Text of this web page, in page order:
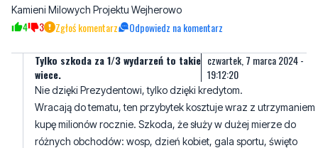
Tylko szkoda za 1/3 wydarzeń to takie
wiece.
19:12:20
Wracają do tematu, ten przybytek kosztuje wraz z utrzymaniem
kupę milionów rocznie. Szkoda, że służy w dużej mierze do
różnych obchodów: wosp, dzień kobiet, gala sportu, święto
policji, dzień nauczyciela, różnego rodzaju rocznice, święto
służby wieziennej, złoty gwiezdnych wojen. Na dodatek
otoczony rzeźba mi za 259tys zł. o czym pisała kiedyś jedna z